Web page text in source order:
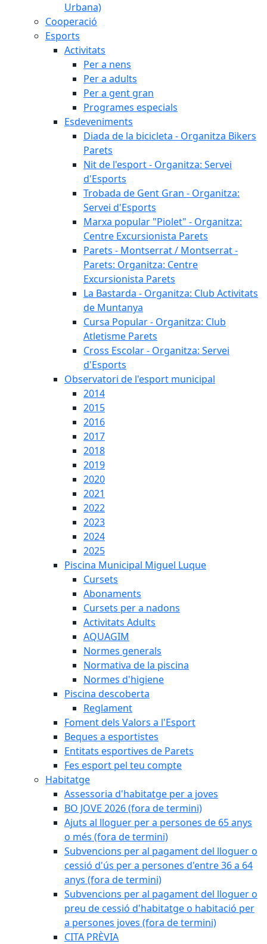
Urbana)
Cooperació
Esports
Activitats
Per a nens
Per a adults
Per a gent gran
Programes especials
Esdeveniments
Diada de la bicicleta - Organitza Bikers
Parets
Nit de l'esport - Organitza: Servei
d'Esports
Trobada de Gent Gran - Organitza:
Servei d'Esports
Marxa popular "Piolet" - Organitza:
Centre Excursionista Parets
Parets - Montserrat / Montserrat -
Parets: Organitza: Centre
Excursionista Parets
La Bastarda - Organitza: Club Activitats
de Muntanya
Cursa Popular - Organitza: Club
Atletisme Parets
Cross Escolar - Organitza: Servei
d'Esports
Observatori de l'esport municipal
2014
2015
2016
2017
2018
2019
2020
2021
2022
2023
2024
2025
Piscina Municipal Miguel Luque
Cursets
Abonaments
Cursets per a nadons
Activitats Adults
AQUAGIM
Normes generals
Normativa de la piscina
Normes d'higiene
Piscina descoberta
Reglament
Foment dels Valors a l'Esport
Beques a esportistes
Entitats esportives de Parets
Fes esport pel teu compte
Habitatge
Assessoria d'habitatge per a joves
BO JOVE 2026 (fora de termini)
Ajuts al lloguer per a persones de 65 anys
o més (fora de termini)
Subvencions per al pagament del lloguer o
cessió d'ús per a persones d'entre 36 a 64
anys (fora de termini)
Subvencions per al pagament del lloguer o
preu de cessió d'habitatge o habitació per
a persones joves (fora de termini)
CITA PRÈVIA